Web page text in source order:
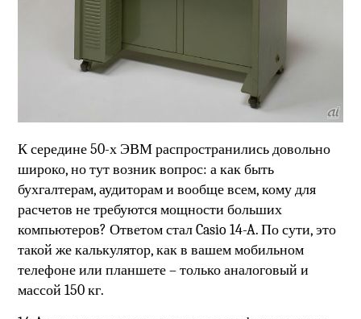
К середине 50-х ЭВМ распространились довольно
широко, но тут возник вопрос: а как быть
бухгалтерам, аудиторам и вообще всем, кому для
расчетов не требуются мощности больших
компьютеров? Ответом стал Casio 14-A. По сути, это
такой же калькулятор, как в вашем мобильном
телефоне или планшете – только аналоговый и
массой 150 кг.